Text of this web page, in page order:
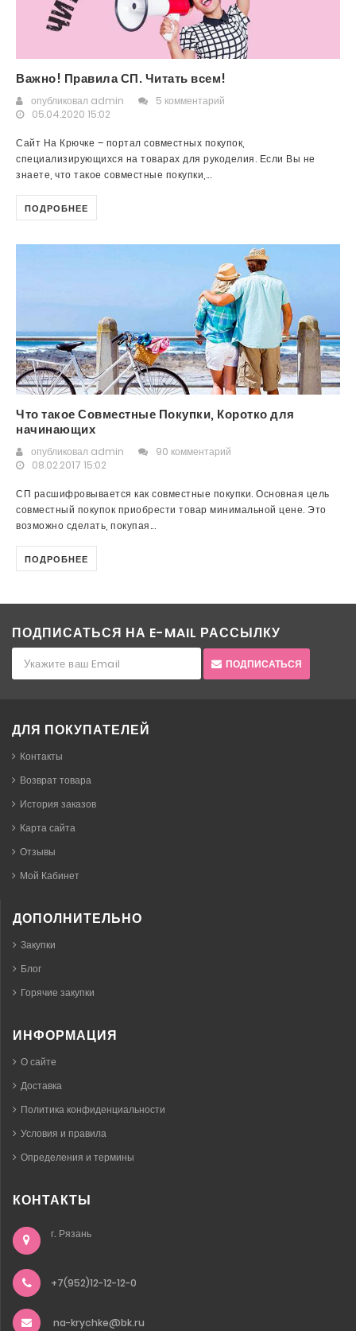
Важно! Правила СП. Читать всем!
опубликовал admin
5 комментарий
05.04.2020 15:02
Сайт На Крючке – портал совместных покупок,
специализирующихся на товарах для рукоделия. Если Вы не
знаете, что такое совместные покупки,...
ПОДРОБНЕЕ
Что такое Совместные Покупки, Коротко для
начинающих
опубликовал admin
90 комментарий
08.02.2017 15:02
СП расшифровывается как совместные покупки. Основная цель
совместный покупок приобрести товар минимальной цене. Это
возможно сделать, покупая...
ПОДРОБНЕЕ
ПОДПИСАТЬСЯ НА E-MAIL РАССЫЛКУ
ПОДПИСАТЬСЯ
ДЛЯ ПОКУПАТЕЛЕЙ
Контакты
Возврат товара
История заказов
Карта сайта
Отзывы
Мой Кабинет
ДОПОЛНИТЕЛЬНО
Закупки
Блог
Горячие закупки
ИНФОРМАЦИЯ
О сайте
Доставка
Политика конфиденциальности
Условия и правила
Определения и термины
КОНТАКТЫ
г. Рязань
+7(952)12-12-12-0
na-krychke@bk.ru